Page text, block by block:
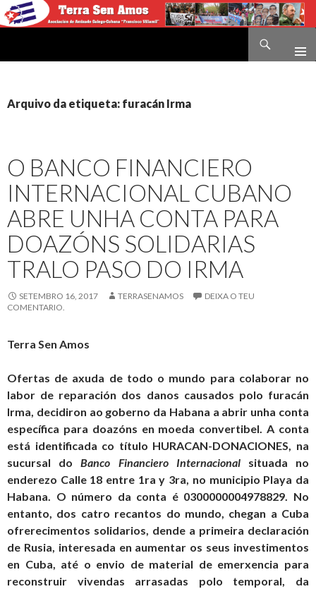
Arquivo da etiqueta: furacán Irma
O BANCO FINANCIERO
INTERNACIONAL CUBANO
ABRE UNHA CONTA PARA
DOAZÓNS SOLIDARIAS
TRALO PASO DO IRMA
SETEMBRO 16, 2017 TERRASENAMOS
DEIXA O TEU
COMENTARIO.
Terra Sen Amos
Ofertas de axuda de todo o mundo para colaborar no
labor de reparación dos danos causados polo furacán
Irma, decidiron ao goberno da Habana a abrir unha conta
específica para doazóns en moeda convertibel. A conta
está identificada co título HURACAN-DONACIONES, na
sucursal doBanco Financiero Internacionalsituada no
enderezo Calle 18 entre 1ra y 3ra, no municipio Playa da
Habana. O número da conta é 0300000004978829. No
entanto, dos catro recantos do mundo, chegan a Cuba
ofrerecimentos solidarios, dende a primeira declaración
de Rusia, interesada en aumentar os seus investimentos
en Cuba, até o envio de material de emerxencia para
reconstruir vivendas arrasadas polo temporal, da